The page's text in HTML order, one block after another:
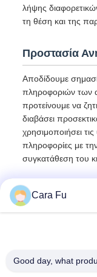
λήψης
τη θέση και της
Προστασία
Αποδίδουμε
πληροφοριών των
προτείνουμε να
διαβάσει
χρησιμοποιήσει
πληροφορίες με
συγκατάθεση του
Cara Fu
Good day, what